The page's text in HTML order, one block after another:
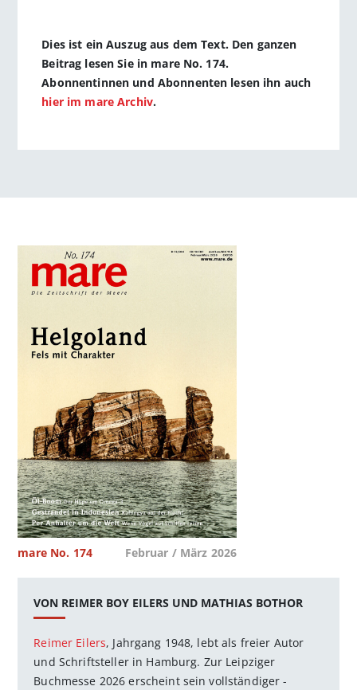
Dies ist ein Auszug aus dem Text. Den ganzen
Beitrag lesen Sie in mare No. 174.
Abonnentinnen und Abonnenten lesen ihn auch
hier im mare Archiv.
mare No. 174 Februar / März 2026
VON REIMER BOY EILERS UND MATHIAS BOTHOR
Reimer Eilers, Jahrgang 1948, lebt als freier ­Autor
und Schriftsteller in Hamburg. Zur Leipziger
Buchmesse 2026 erscheint sein vollständiger ­